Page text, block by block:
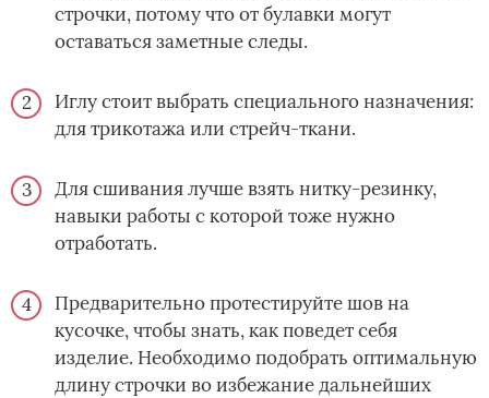
строчки, потому что от булавки могут
оставаться заметные следы.
Иглу стоит выбрать специального назначения:
для трикотажа или стрейч-ткани.
Для сшивания лучше взять нитку-резинку,
навыки работы с которой тоже нужно
отработать.
Предварительно протестируйте шов на
кусочке, чтобы знать, как поведет себя
изделие. Необходимо подобрать оптимальную
длину строчки во избежание дальнейших